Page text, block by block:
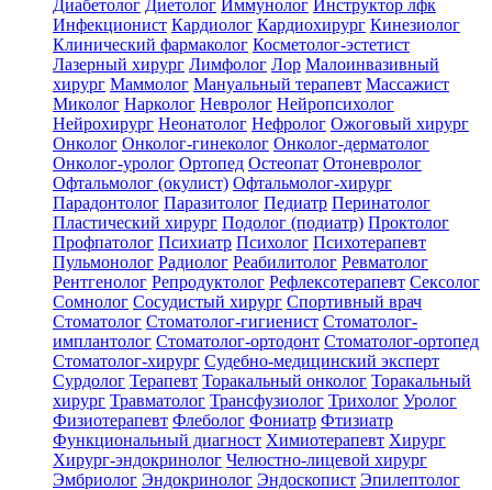
Диабетолог Диетолог Иммунолог Инструктор лфк
Инфекционист Кардиолог Кардиохирург Кинезиолог
Клинический фармаколог Косметолог-эстетист
Лазерный хирург Лимфолог Лор Малоинвазивный
хирург Маммолог Мануальный терапевт Массажист
Миколог Нарколог Невролог Нейропсихолог
Нейрохирург Неонатолог Нефролог Ожоговый хирург
Онколог Онколог-гинеколог Онколог-дерматолог
Онколог-уролог Ортопед Остеопат Отоневролог
Офтальмолог (окулист) Офтальмолог-хирург
Парадонтолог Паразитолог Педиатр Перинатолог
Пластический хирург Подолог (подиатр) Проктолог
Профпатолог Психиатр Психолог Психотерапевт
Пульмонолог Радиолог Реабилитолог Ревматолог
Рентгенолог Репродуктолог Рефлексотерапевт Сексолог
Сомнолог Сосудистый хирург Спортивный врач
Стоматолог Стоматолог-гигиенист Стоматолог-
имплантолог Стоматолог-ортодонт Стоматолог-ортопед
Стоматолог-хирург Судебно-медицинский эксперт
Сурдолог Терапевт Торакальный онколог Торакальный
хирург Травматолог Трансфузиолог Трихолог Уролог
Физиотерапевт Флеболог Фониатр Фтизиатр
Функциональный диагност Химиотерапевт Хирург
Хирург-эндокринолог Челюстно-лицевой хирург
Эмбриолог Эндокринолог Эндоскопист Эпилептолог